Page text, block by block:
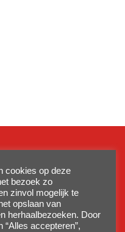
cookies op deze
bezoek zo
zinvol mogelijk te
opslaan van
herhaalbezoeken. Door
“Alles accepteren”,